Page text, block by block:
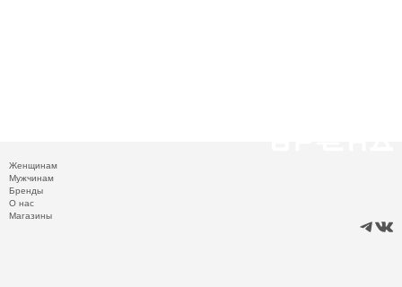
Женщинам
Мужчинам
Бренды
О нас
Магазины